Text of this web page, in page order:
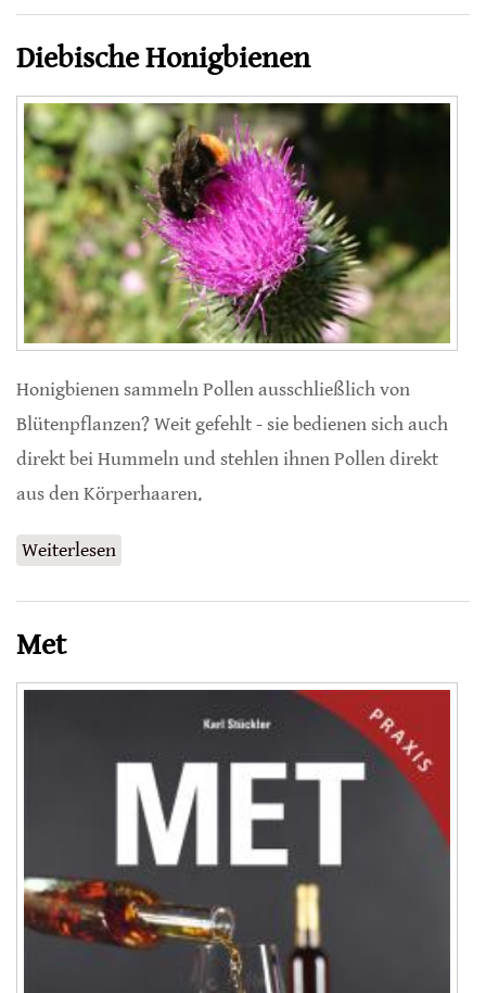
Diebische Honigbienen
Honigbienen sammeln Pollen ausschließlich von
Blütenpflanzen? Weit gefehlt - sie bedienen sich auch
direkt bei Hummeln und stehlen ihnen Pollen direkt
aus den Körperhaaren.
Weiterlesen
Met